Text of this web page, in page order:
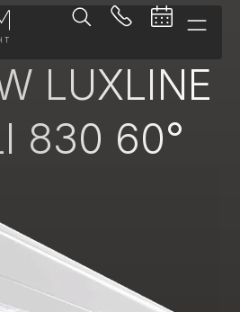
LUXLINE
830 60°